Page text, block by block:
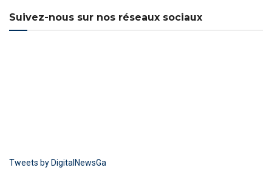
Suivez-nous sur nos réseaux sociaux
Tweets by DigitalNewsGa